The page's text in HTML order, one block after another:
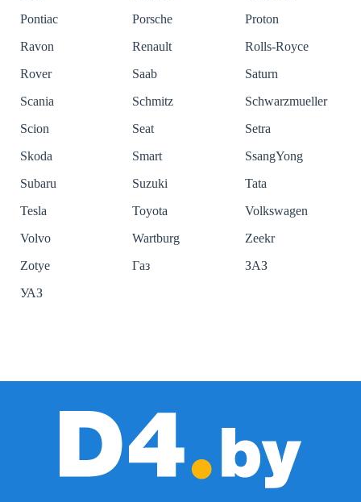
Pontiac
Porsche
Proton
Ravon
Renault
Rolls-Royce
Rover
Saab
Saturn
Scania
Schmitz
Schwarzmueller
Scion
Seat
Setra
Skoda
Smart
SsangYong
Subaru
Suzuki
Tata
Tesla
Toyota
Volkswagen
Volvo
Wartburg
Zeekr
Zotye
Газ
ЗАЗ
УАЗ